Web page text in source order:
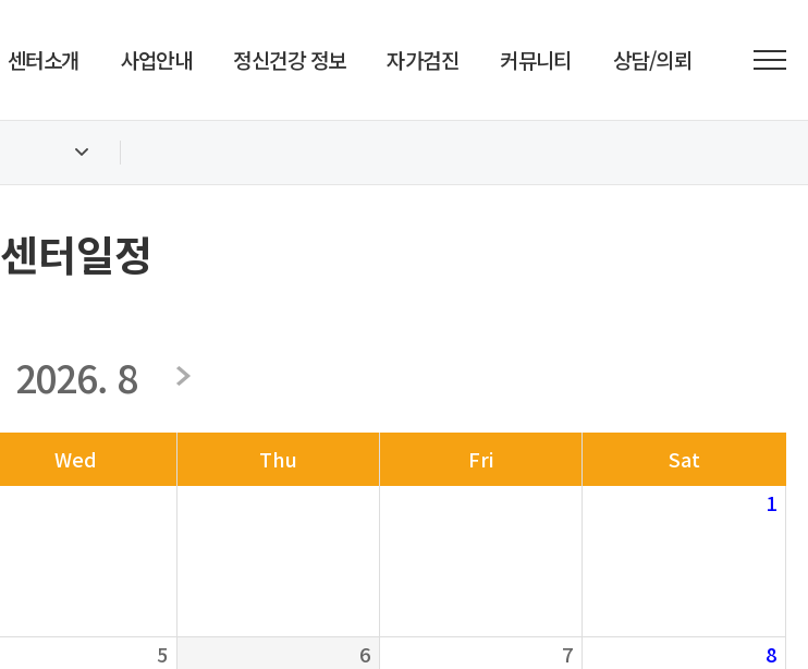
센터소개 사업안내 정신건강 정보 자가검진 커뮤니티 상담/의뢰
센터일정
2026. 8
Wed Thu Fri
Sat
1
5 6 7 8